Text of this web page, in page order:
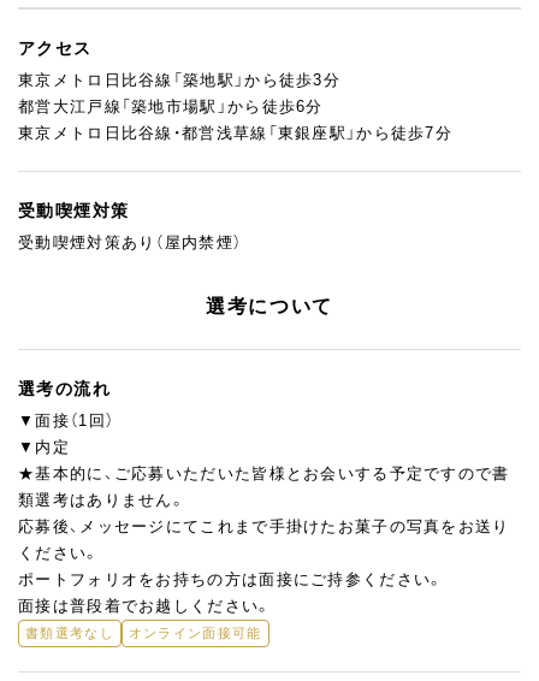
アクセス
東京メトロ日比谷線「築地駅」から徒歩3分
都営大江戸線「築地市場駅」から徒歩6分
東京メトロ日比谷線・都営浅草線「東銀座駅」から徒歩7分
受動喫煙対策
受動喫煙対策あり（屋内禁煙）
選考について
選考の流れ
▼面接（1回）
▼内定
★基本的に、ご応募いただいた皆様とお会いする予定ですので書
類選考はありません。
応募後、メッセージにてこれまで手掛けたお菓子の写真をお送り
ください。
ポートフォリオをお持ちの方は面接にご持参ください。
面接は普段着でお越しください。
書類選考なし オンライン面接可能